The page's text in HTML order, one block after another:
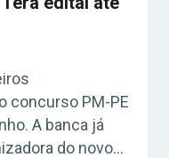
concurso PM-PE
A banca já
do novo